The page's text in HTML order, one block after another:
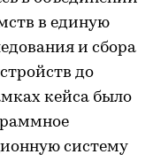
в единую
и сбора
до
кейса было
систему